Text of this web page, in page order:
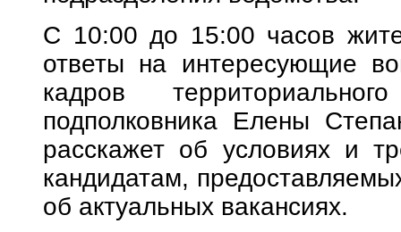
С 10:00 до 15:00 часов
ответы на интересующие
кадров
подполковника Елены
расскажет об условиях и
кандидатам,
об актуальных вакансиях.